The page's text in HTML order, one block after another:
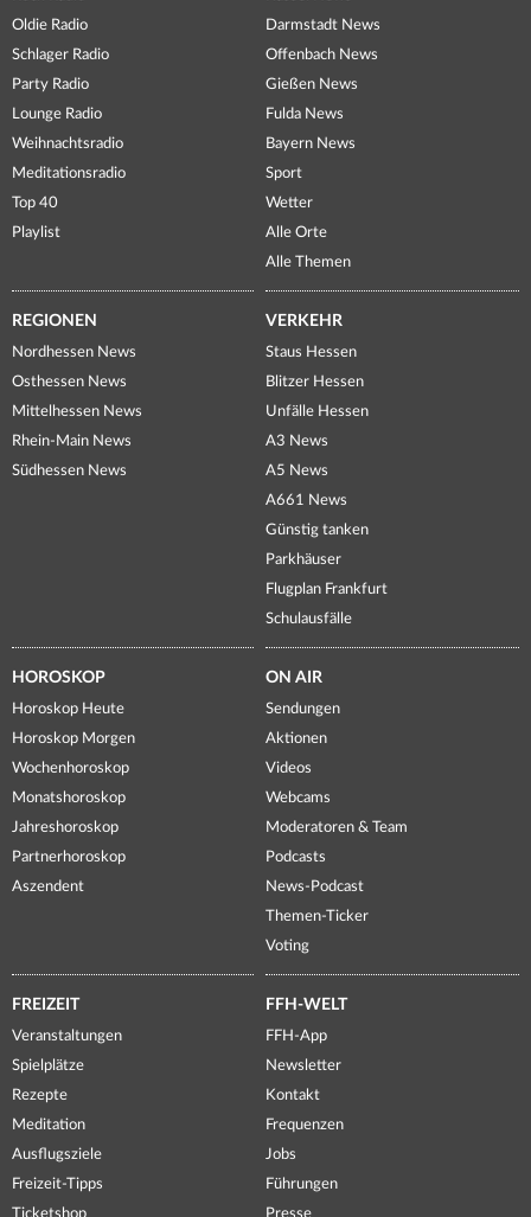
Oldie Radio
Schlager Radio
Party Radio
Lounge Radio
Weihnachtsradio
Meditationsradio
Top 40
Playlist
Darmstadt News
Offenbach News
Gießen News
Fulda News
Bayern News
Sport
Wetter
Alle Orte
Alle Themen
REGIONEN
Nordhessen News
Osthessen News
Mittelhessen News
Rhein-Main News
Südhessen News
VERKEHR
Staus Hessen
Blitzer Hessen
Unfälle Hessen
A3 News
A5 News
A661 News
Günstig tanken
Parkhäuser
Flugplan Frankfurt
Schulausfälle
HOROSKOP
Horoskop Heute
Horoskop Morgen
Wochenhoroskop
Monatshoroskop
Jahreshoroskop
Partnerhoroskop
Aszendent
ON AIR
Sendungen
Aktionen
Videos
Webcams
Moderatoren & Team
Podcasts
News-Podcast
Themen-Ticker
Voting
FREIZEIT
Veranstaltungen
Spielplätze
Rezepte
Meditation
Ausflugsziele
Freizeit-Tipps
Ticketshop
FFH-WELT
FFH-App
Newsletter
Kontakt
Frequenzen
Jobs
Führungen
Presse